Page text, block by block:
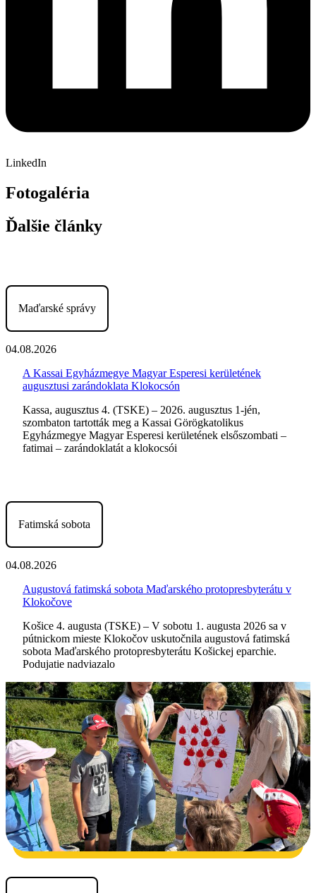
LinkedIn
Fotogaléria
Ďalšie články
Maďarské správy
04.08.2026
A Kassai Egyházmegye Magyar Esperesi kerületének
augusztusi zarándoklata Klokocsón
Kassa, augusztus 4. (TSKE) – 2026. augusztus 1-jén,
szombaton tartották meg a Kassai Görögkatolikus
Egyházmegye Magyar Esperesi kerületének elsőszombati –
fatimai – zarándoklatát a klokocsói
Fatimská sobota
04.08.2026
Augustová fatimská sobota Maďarského protopresbyterátu v
Klokočove
Košice 4. augusta (TSKE) – V sobotu 1. augusta 2026 sa v
pútnickom mieste Klokočov uskutočnila augustová fatimská
sobota Maďarského protopresbyterátu Košickej eparchie.
Podujatie nadviazalo